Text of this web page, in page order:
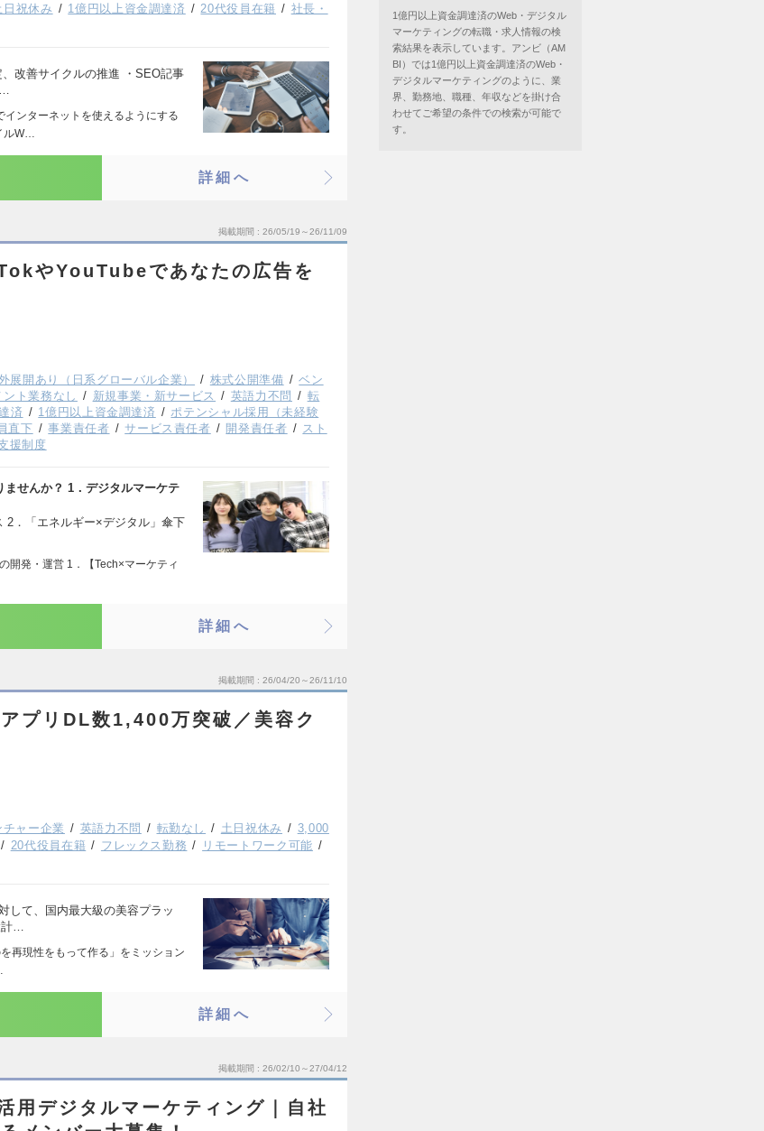
日祝休み 1億円以上資金調達済 20代役員在籍
社長・
改善サイクルの推進 ・SEO記事
ンターネットを使えるようにする
ルW…
詳細へ
掲載期間 26/05/19～26/11/09
やYouTubeであなたの広告を
展開あり（日系グローバル企業） 株式公開準備
ベン
ト業務なし 新規事業・新サービス 英語力不問
転
済 1億円以上資金調達済
ポテンシャル採用（未経験
直下 事業責任者 サービス責任者 開発責任者
スト
援制度
せんか？ 1．デジタルマーケテ
2．「エネルギー×デジタル」傘下
開発・運営 1．【Tech×マーケティ
詳細へ
掲載期間 26/04/20～26/11/10
プリDL数1,400万突破／美容ク
チャー企業 英語力不問 転勤なし 土日祝休み
3,000
20代役員在籍 フレックス勤務
リモートワーク可能
して、国内最大級の美容プラッ
…
再現性をもって作る」をミッション
詳細へ
掲載期間 26/02/10～27/04/12
用デジタルマーケティング｜自社
1億円以上資金調達済のWeb・デジタル
マーケティングの転職・求人情報の検
索結果を表示しています。アンビ（AM
BI）では1億円以上資金調達済のWeb・
デジタルマーケティングのように、業
界、勤務地、職種、年収などを掛け合
わせてご希望の条件での検索が可能で
す。